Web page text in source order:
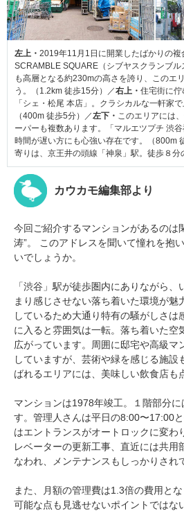
左上・ 2019年11月1日に開業したばかりの複
SCRAMBLE SQUARE（シブヤスクランブ
も高層となる約230mの高さを誇り、このエ
う。（1.2km 徒歩15分）／右上・ 住宅街に佇
「シェ・松尾 本店」。クラシカルな一軒家
（400m 徒歩5分）／左下・ このエリアには
ーパーも複数あります。「マルエツプチ 渋
時間が遅い方にも心強い存在です。（800m
寄りは、京王井の頭線「神泉」駅。徒歩８分
カウカモ編集部より
今回ご紹介するマンションがあるのは
涛”。 このアドレスを聞いて憧れを抱
いでしょうか。
「渋谷」駅が徒歩圏内にありながら
まり感じさせない落ち着いた環境が魅
しているため大通り特有の騒がしさは
に入ると雰囲気は一転。落ち着いた空
広がっています。周囲に邸宅や高級マ
していますが、芸術や緑を感じる施設
ばれるエリアには、美味しい飲食店も
マンションは1978年竣工。１階部分
す。管理人さんは平日の8:00〜17:00
はエントランスがオートロックに変わ
レベーターの更新工事、直近には共用
なわれ、メンテナンスもしっかりされ
また、月額の管理費は1.3倍の費用と
可能な点も見逃せないポイントではな